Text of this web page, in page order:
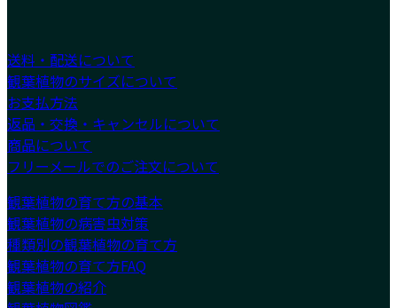
送料・配送について
観葉植物のサイズについて
お支払方法
返品・交換・キャンセルについて
商品について
フリーメールでのご注文について
観葉植物の育て方の基本
観葉植物の病害虫対策
種類別の観葉植物の育て方
観葉植物の育て方FAQ
観葉植物の紹介